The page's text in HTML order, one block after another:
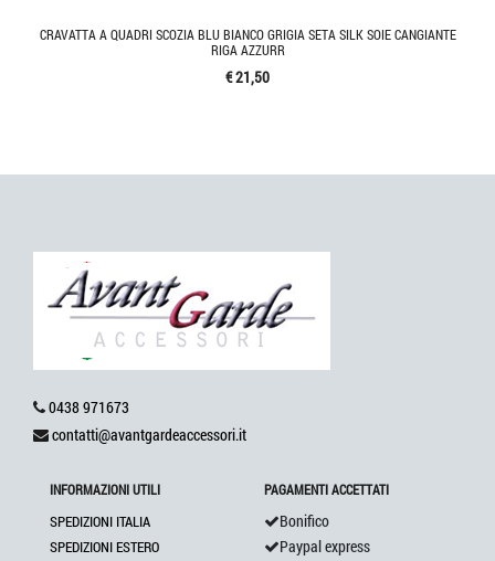
CRAVATTA A QUADRI SCOZIA BLU BIANCO GRIGIA SETA SILK SOIE CANGIANTE
RIGA AZZURR
€ 21,50
0438 971673
contatti@avantgardeaccessori.it
INFORMAZIONI UTILI
SPEDIZIONI ITALIA
SPEDIZIONI ESTERO
PAGAMENTI ACCETTATI
Bonifico
Paypal express